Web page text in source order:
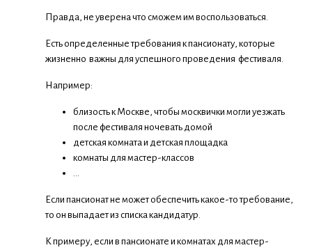
Правда, не уверена что сможем им воспользоваться.
Есть определенные требования к пансионату, которые
жизненно важны для успешного проведения фестиваля.
Например:
близость к Москве, чтобы москвички могли уезжать
после фестиваля ночевать домой
детская комната и детская площадка
комнаты для мастер-классов
Если пансионат не может обеспечить какое-то требование,
то он выпадает из списка кандидатур.
К примеру, если в пансионате и комнатах для мастер-